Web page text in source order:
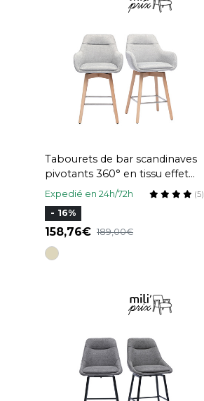
Tabourets de bar scandinaves
pivotants 360° en tissu effet
velours texturé gris clair et bois
clair H65 cm (lot de 2) ALESS
Expedié en 24h/72h (5)
- 16%
158,76 189,00